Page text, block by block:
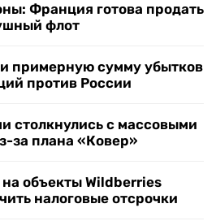
Франция готова продать
флот
примерную сумму убытков
против России
столкнулись с массовыми
за плана «Ковер»
объекты Wildberries
налоговые отсрочки